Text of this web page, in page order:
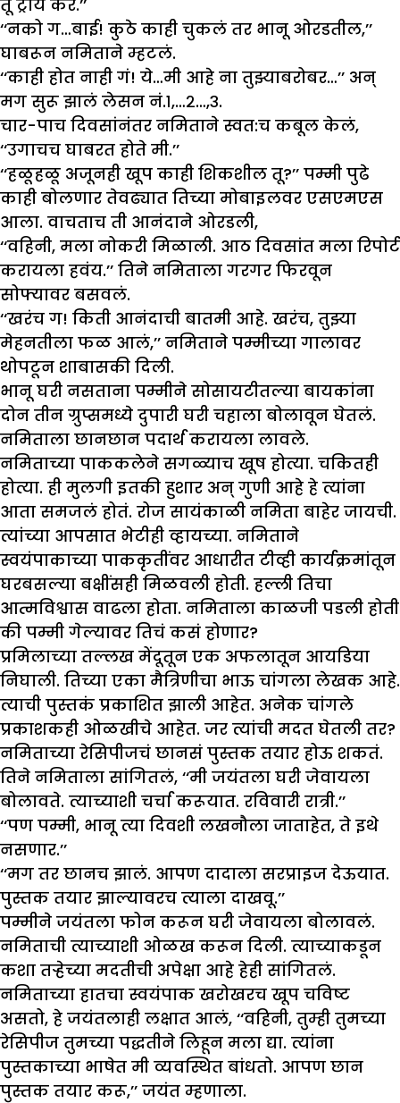
तू ट्राय कर.’’
‘‘नको ग…बाई! कुठे काही चुकलं तर भानू ओरडतील,’’
घाबरून नमिताने म्हटलं.
‘‘काही होत नाही गं! ये…मी आहे ना तुझ्याबरोबर…’’ अन्
मग सुरू झालं लेसन नं.१,…२…,३.
चार-पाच दिवसांनंतर नमिताने स्वत:च कबूल केलं,
‘‘उगाचच घाबरत होते मी.’’
‘‘हळूहळू अजूनही खूप काही शिकशील तू?’’ पम्मी पुढे
काही बोलणार तेवढ्यात तिच्या मोबाइलवर एसएमएस
आला. वाचताच ती आनंदाने ओरडली,
‘‘वहिनी, मला नोकरी मिळाली. आठ दिवसांत मला रिपोर्ट
करायला हवंय.’’ तिने नमिताला गरगर फिरवून
सोफ्यावर बसवलं.
‘‘खरंच ग! किती आनंदाची बातमी आहे. खरंच, तुझ्या
मेहनतीला फळ आलं,’’ नमिताने पम्मीच्या गालावर
थोपटून शाबासकी दिली.
भानू घरी नसताना पम्मीने सोसायटीतल्या बायकांना
दोन तीन ग्रुप्समध्ये दुपारी घरी चहाला बोलावून घेतलं.
नमिताला छानछान पदार्थ करायला लावले.
नमिताच्या पाककलेने सगळ्याच खूष होत्या. चकितही
होत्या. ही मुलगी इतकी हुशार अन् गुणी आहे हे त्यांना
आता समजलं होतं. रोज सायंकाळी नमिता बाहेर जायची.
त्यांच्या आपसात भेटीही व्हायच्या. नमिताने
स्वयंपाकाच्या पाककृतींवर आधारीत टीव्ही कार्यक्रमांतून
घरबसल्या बक्षींसही मिळवली होती. हल्ली तिचा
आत्मविश्वास वाढला होता. नमिताला काळजी पडली होती
की पम्मी गेल्यावर तिचं कसं होणार?
प्रमिलाच्या तल्लख मेंदूतून एक अफलातून आयडिया
निघाली. तिच्या एका मैत्रिणीचा भाऊ चांगला लेखक आहे.
त्याची पुस्तकं प्रकाशित झाली आहेत. अनेक चांगले
प्रकाशकही ओळखीचे आहेत. जर त्यांची मदत घेतली तर?
नमिताच्या रेसिपीजचं छानसं पुस्तक तयार होऊ शकतं.
तिने नमिताला सांगितलं, ‘‘मी जयंतला घरी जेवायला
बोलावते. त्याच्याशी चर्चा करूयात. रविवारी रात्री.’’
‘‘पण पम्मी, भानू त्या दिवशी लखनौला जाताहेत, ते इथे
नसणार.’’
‘‘मग तर छानच झालं. आपण दादाला सरप्राइज देऊयात.
पुस्तक तयार झाल्यावरच त्याला दाखवू.’’
पम्मीने जयंतला फोन करून घरी जेवायला बोलावलं.
नमिताची त्याच्याशी ओळख करून दिली. त्याच्याकडून
कशा तऱ्हेच्या मदतीची अपेक्षा आहे हेही सांगितलं.
नमिताच्या हातचा स्वयंपाक खरोखरच खूप चविष्ट
असतो, हे जयंतलाही लक्षात आलं, ‘‘वहिनी, तुम्ही तुमच्या
रेसिपीज तुमच्या पद्धतीने लिहून मला द्या. त्यांना
पुस्तकाच्या भाषेत मी व्यवस्थित बांधतो. आपण छान
पुस्तक तयार करू,’’ जयंत म्हणाला.